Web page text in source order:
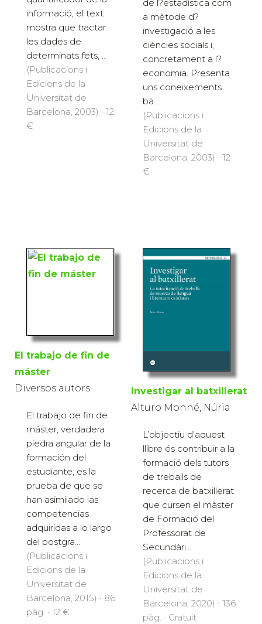
informació, el text
mostra que tractar
les dades de
determinats fets, ...
(Publicacions i
Edicions de la
Universitat de
Barcelona, 2003) · 12
€
de l?estadística com
a mètode d?
investigació a les
ciències socials i,
concretament a l?
economia. Presenta
uns coneixements
bà...
(Publicacions i
Edicions de la
Universitat de
Barcelona, 2003) · 12
€
El trabajo de fin de
máster
Diversos autors
El trabajo de fin de
máster, verdadera
piedra angular de la
formación del
estudiante, es la
prueba de que se
han asimilado las
competencias
adquiridas a lo largo
del postgra...
(Publicacions i
Edicions de la
Universitat de
Barcelona, 2015) · 86
pàg. · 12 €
Investigar al batxillerat
Alturo Monné, Núria
L’objectiu d’aquest
llibre és contribuir a la
formació dels tutors
de treballs de
recerca de batxillerat
que cursen el màster
de Formació del
Professorat de
Secundàri...
(Publicacions i
Edicions de la
Universitat de
Barcelona, 2020) · 136
pàg. · Gratuït